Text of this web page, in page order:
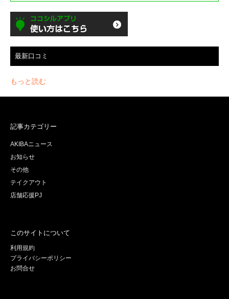
最新口コミ
もっと読む
記事カテゴリー
AKIBAニュース
お知らせ
その他
テイクアウト
店舗応援PJ
このサイトについて
利用規約
プライバシーポリシー
お問合せ